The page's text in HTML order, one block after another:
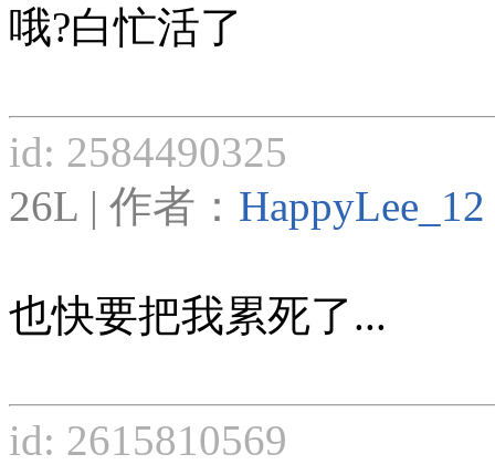
哦?白忙活了
id: 2584490325
26L | 作者： HappyLee_12
也快要把我累死了...
id: 2615810569